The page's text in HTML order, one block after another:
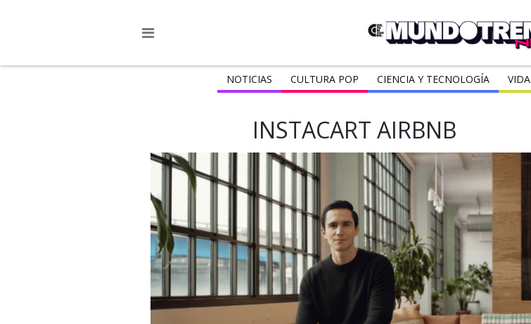
NOTICIAS CULTURA POP CIENCIA Y TECNOLOGÍA VIDA
INSTACART AIRBNB